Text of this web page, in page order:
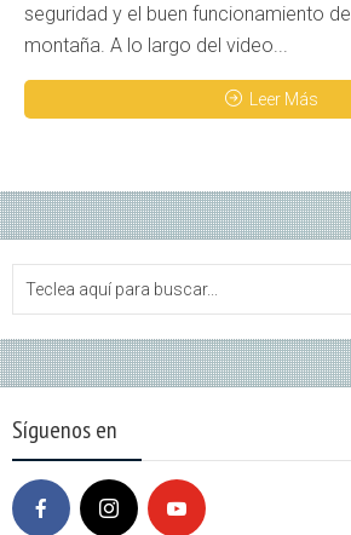
seguridad y el buen funcionamiento
montaña. A lo largo del video...
Leer Más
Síguenos en